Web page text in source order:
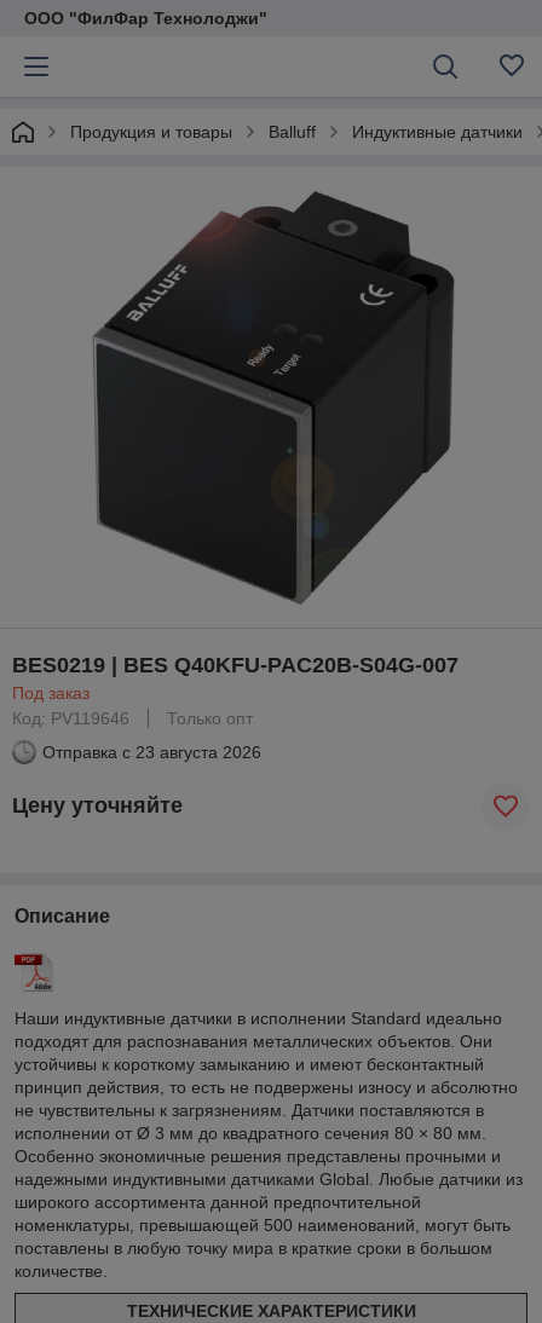
ООО "ФилФар Технолоджи"
Продукция и товары Balluff Индуктивные датчики
BES0219 | BES Q40KFU-PAC20B-S04G-007
Под заказ
Код: PV119646
Только опт
Отправка с 23 августа 2026
Цену уточняйте
Описание
Наши индуктивные датчики в исполнении Standard идеально
подходят для распознавания металлических объектов. Они
устойчивы к короткому замыканию и имеют бесконтактный
принцип действия, то есть не подвержены износу и абсолютно
не чувствительны к загрязнениям. Датчики поставляются в
исполнении от Ø 3 мм до квадратного сечения 80 × 80 мм.
Особенно экономичные решения представлены прочными и
надежными индуктивными датчиками Global. Любые датчики из
широкого ассортимента данной предпочтительной
номенклатуры, превышающей 500 наименований, могут быть
поставлены в любую точку мира в краткие сроки в большом
количестве.
ТЕХНИЧЕСКИЕ ХАРАКТЕРИСТИКИ